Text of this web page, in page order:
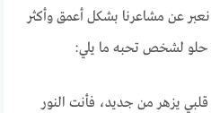
نعبر عن مشاعرنا بشكل أعمق وأكثر
حلو لشخص تحبه ما يلي:
يزهر من جديد، فأنت النور